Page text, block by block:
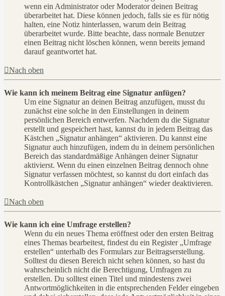
wenn ein Administrator oder Moderator deinen Beitrag
überarbeitet hat. Diese können jedoch, falls sie es für nötig
halten, eine Notiz hinterlassen, warum dein Beitrag
überarbeitet wurde. Bitte beachte, dass normale Benutzer
einen Beitrag nicht löschen können, wenn bereits jemand
darauf geantwortet hat.
Nach oben
Wie kann ich meinem Beitrag eine Signatur anfügen?
Um eine Signatur an deinen Beitrag anzufügen, musst du
zunächst eine solche in den Einstellungen in deinem
persönlichen Bereich entwerfen. Nachdem du die Signatur
erstellt und gespeichert hast, kannst du in jedem Beitrag das
Kästchen „Signatur anhängen“ aktivieren. Du kannst eine
Signatur auch hinzufügen, indem du in deinem persönlichen
Bereich das standardmäßige Anhängen deiner Signatur
aktivierst. Wenn du einen einzelnen Beitrag dennoch ohne
Signatur verfassen möchtest, so kannst du dort einfach das
Kontrollkästchen „Signatur anhängen“ wieder deaktivieren.
Nach oben
Wie kann ich eine Umfrage erstellen?
Wenn du ein neues Thema eröffnest oder den ersten Beitrag
eines Themas bearbeitest, findest du ein Register „Umfrage
erstellen“ unterhalb des Formulars zur Beitragserstellung.
Solltest du diesen Bereich nicht sehen können, so hast du
wahrscheinlich nicht die Berechtigung, Umfragen zu
erstellen. Du solltest einen Titel und mindestens zwei
Antwortmöglichkeiten in die entsprechenden Felder eingeben